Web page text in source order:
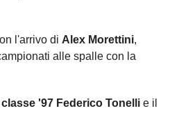
l'arrivo di Alex Morettini,
alle spalle con la
'97 Federico Tonelli e il